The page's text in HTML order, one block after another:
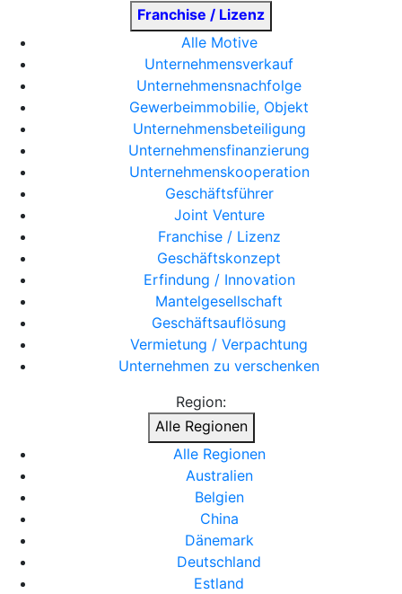
Franchise / Lizenz
Alle Motive
Unternehmensverkauf
Unternehmensnachfolge
Gewerbeimmobilie, Objekt
Unternehmensbeteiligung
Unternehmensfinanzierung
Unternehmenskooperation
Geschäftsführer
Joint Venture
Franchise / Lizenz
Geschäftskonzept
Erfindung / Innovation
Mantelgesellschaft
Geschäftsauflösung
Vermietung / Verpachtung
Unternehmen zu verschenken
Region:
Alle Regionen
Alle Regionen
Australien
Belgien
China
Dänemark
Deutschland
Estland